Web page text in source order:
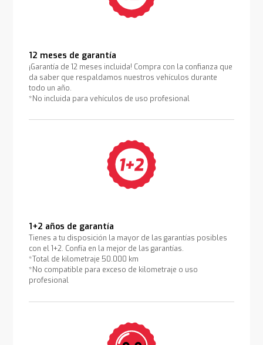
12 meses de garantía
¡Garantía de 12 meses incluida! Compra con la confianza que
da saber que respaldamos nuestros vehículos durante
todo un año.
*No incluida para vehículos de uso profesional
1+2 años de garantía
Tienes a tu disposición la mayor de las garantías posibles
con el 1+2. Confía en la mejor de las garantías.
*Total de kilometraje 50.000 km
*No compatible para exceso de kilometraje o uso
profesional